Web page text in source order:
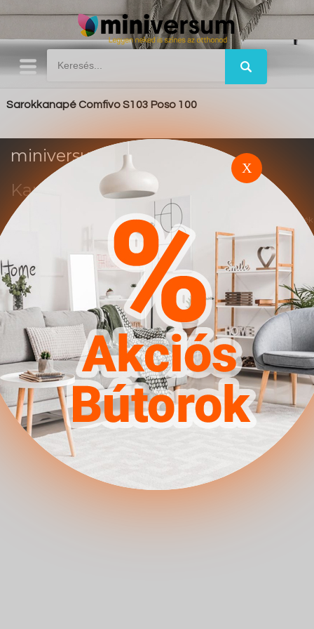
Sarokkanapé Comfivo S103 Poso 100
miniversum.hu
Kapcsolat
Impresszum Trend
Ez a weboldal affiliate marketing rendszerben működik. A vásárlások után jutalék
X